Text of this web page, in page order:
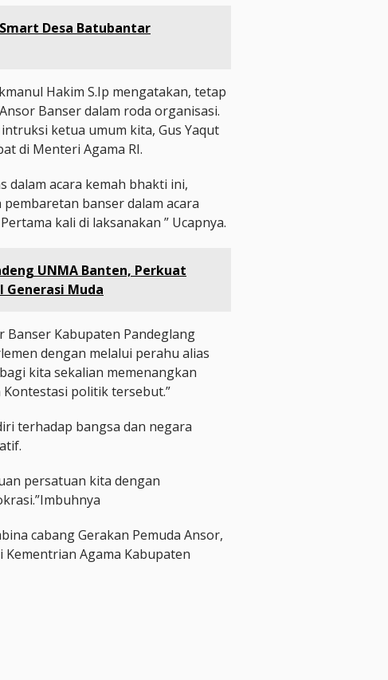
Desa Batubantar
Hakim S.Ip mengatakan, tetap
Banser dalam roda organisasi.
ketua umum kita, Gus Yaqut
di Menteri Agama RI.
dalam acara kemah bhakti ini,
banser dalam acara
kali di laksanakan ” Ucapnya.
UNMA Banten, Perkuat
Generasi Muda
Kabupaten Pandeglang
dengan melalui perahu alias
kita sekalian memenangkan
politik tersebut.”
terhadap bangsa dan negara
persatuan kita dengan
cabang Gerakan Pemuda Ansor,
Agama Kabupaten